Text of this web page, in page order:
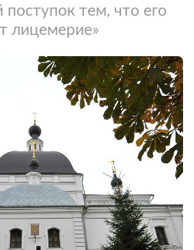
поступок тем, что его
лицемерие»